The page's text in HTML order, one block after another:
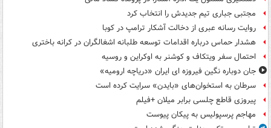
مجتبی جباری تیم جدیدش را انتخاب کرد
روایت رسانه عبری از دخالت آشکار ترامپ در کوبا
هشدار حماس درباره اقدامات توسعه طلبانه اشغالگران در کرانه باختری
احتمال سفر ویتکاف و کوشنر به اوکراین و روسیه
جان دوباره نگین فیروزه ای ایران «دریاچه ارومیه»
سرطان به استخوان‌های «بایدن» سرایت کرده است
پیروزی قاطع چلسی برابر میلان +فیلم
مهاجم پرسپولیس به پیکان پیوست